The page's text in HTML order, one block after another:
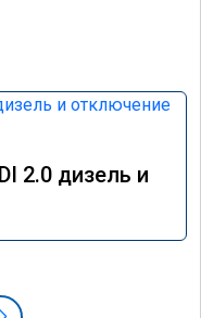
2.0 дизель и